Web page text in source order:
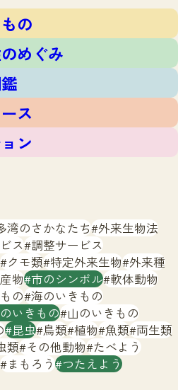
マップ
ォーム
ェブセンターとは
マップ
の
めぐみ
ス
ン
湾のさかなたち 外来生物法
ス 調整サービス
クモ類 特定外来生物 外来種
物 市のシンボル 軟体動物
の 海のいきもの
いきもの 山のいきもの
昆虫 鳥類 植物 魚類 両生類
類 その他動物 たべよう
まもろう つたえよう